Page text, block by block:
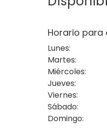
de lo cañí y lo
varias áreas
escala.
Si buscas un
equipo
Si deseas
Horario para
Lunes:
Martes:
Miércoles:
Jueves:
Viernes:
Sábado:
Domingo: